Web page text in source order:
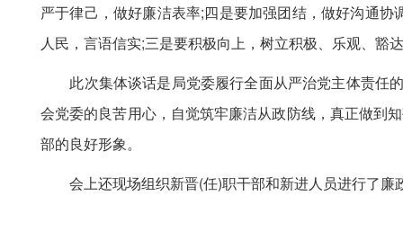
严于律己，做好廉洁表率;四是要加强团结，做好沟通
人民，言语信实;三是要积极向上，树立积极、乐观、豁
此次集体谈话是局党委履行全面从严治党主体责任
会党委的良苦用心，自觉筑牢廉洁从政防线，真正做到
部的良好形象。
会上还现场组织新晋(任)职干部和新进人员进行了廉